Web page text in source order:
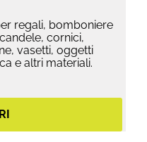
regali, bomboniere
cornici,
vasetti, oggetti
e altri materiali.